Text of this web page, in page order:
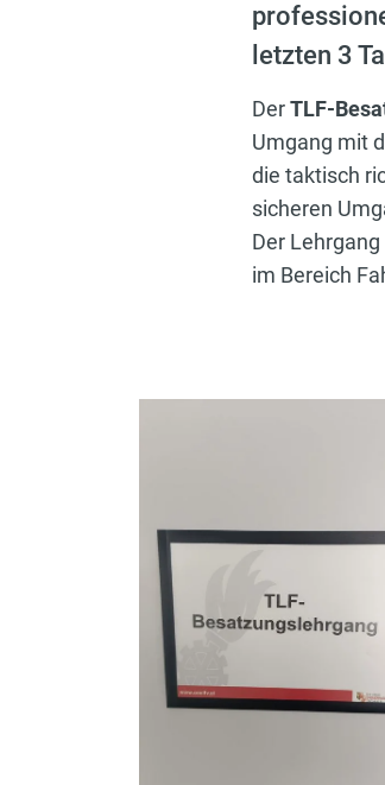
letzten 3
DerTLF-
Umgang mit
die taktisch
sicheren
Der
im Bereich